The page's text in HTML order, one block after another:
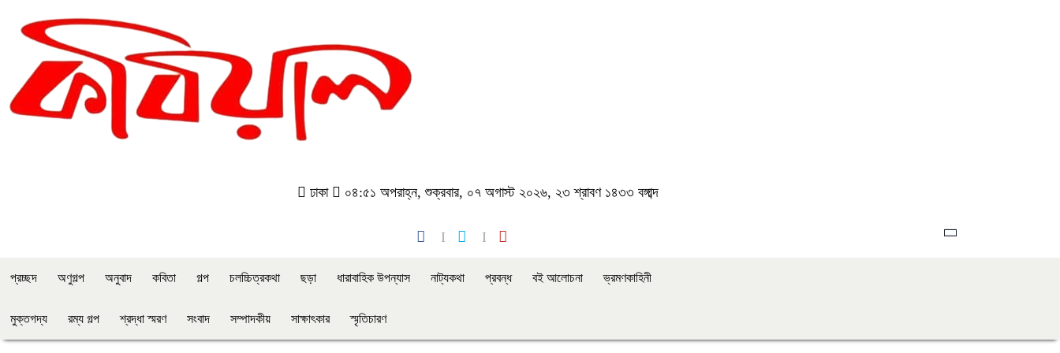
ঢাকা ০৪:৫১ অপরাহ্ন, শুক্রবার, ০৭ অগাস্ট ২০২৬, ২৩ শ্রাবণ ১৪৩৩ বঙ্গাব্দ
প্রচ্ছদ অণুগল্প অনুবাদ কবিতা গল্প চলচ্চিত্রকথা ছড়া ধারাবাহিক উপন্যাস নাট্যকথা প্রবন্ধ বই আলোচনা ভ্রমণকাহিনী
মুক্তগদ্য রম্য গল্প শ্রদ্ধা স্মরণ সংবাদ সম্পাদকীয় সাক্ষাৎকার স্মৃতিচারণ